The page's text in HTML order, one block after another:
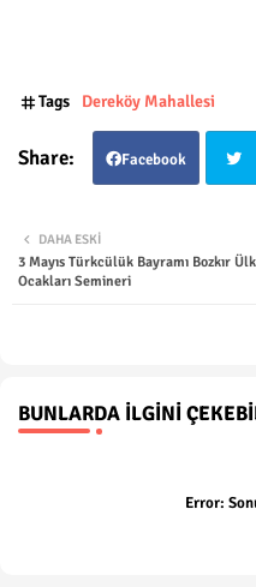
Tags Dereköy Mahallesi
Facebook
ter
DAHA ESKI
3 Mayıs Türkcülük Bayramı Bozkır
Ocakları Semineri
BUNLARDA İLGINI
Error: